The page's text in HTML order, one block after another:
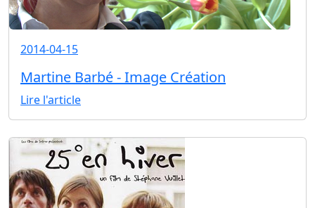
2014-04-15
Martine Barbé - Image Création
Lire l'article